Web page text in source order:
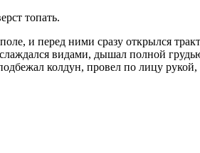
топать.
и перед ними сразу открылся
видами, дышал полной
колдун, провел по лицу